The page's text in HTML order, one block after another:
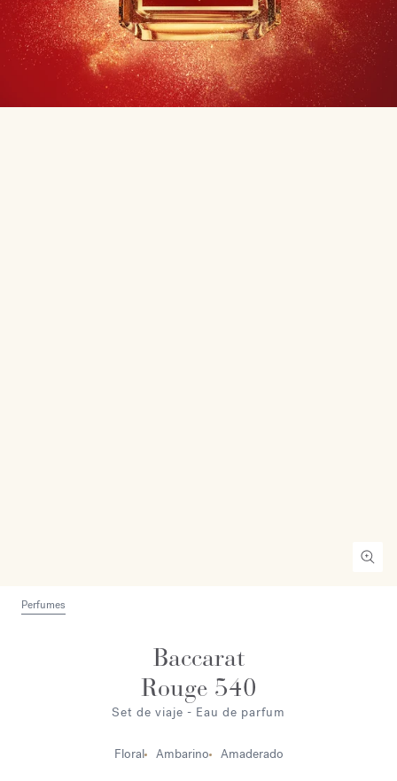
Perfumes
Baccarat
Rouge 540
Set de viaje - Eau de parfum
Floral Ambarino Amaderado